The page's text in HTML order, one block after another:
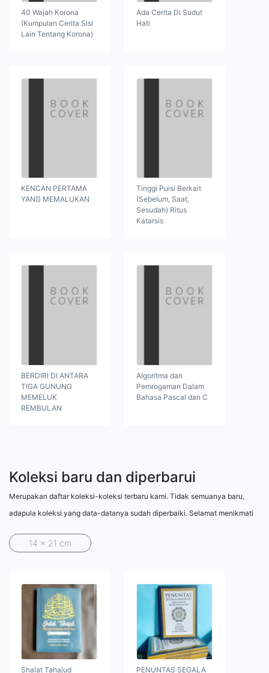
40 Wajah Korona
(Kumpulan Cerita Sisi
Lain Tentang Korona)
Ada Cerita Di Sudut
Hati
KENCAN PERTAMA
YANG MEMALUKAN
Tinggi Puisi Berkait
(Sebelum, Saat,
Sesudah) Ritus
Katarsis
BERDIRI DI ANTARA
TIGA GUNUNG
MEMELUK
REMBULAN
Algoritma dan
Pemrogaman Dalam
Bahasa Pascal dan C
Koleksi baru dan diperbarui
Merupakan daftar koleksi-koleksi terbaru kami. Tidak semuanya baru,
adapula koleksi yang data-datanya sudah diperbaiki. Selamat menikmati
14 x 21 cm
Shalat Tahajud PENUNTAS SEGALA